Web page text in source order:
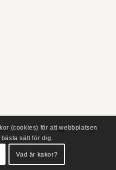
(cookies) för att webbplatsen
sätt för dig.
Vad är kakor?